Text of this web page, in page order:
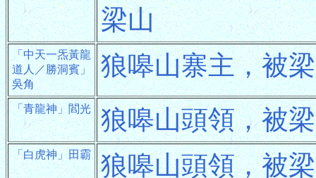
梁山
「中天一炁黃龍
道人／勝洞賓」
吳角
狼嗥山寨主，被
「青龍神」閻光 狼嗥山頭領，被
「白虎神」田霸
狼嗥山頭領，被